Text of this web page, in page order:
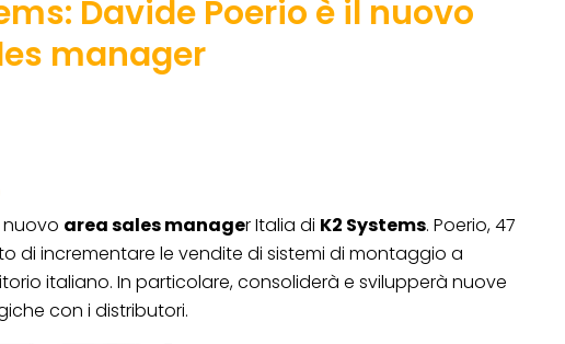
Davide Poerio è il nuovo
manager
nuovo area sales manager Italia di K2 Systems. Poerio, 47
di incrementare le vendite di sistemi di montaggio a
italiano. In particolare, consoliderà e svilupperà nuove
con i distributori.